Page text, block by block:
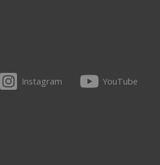
Instagram YouTube